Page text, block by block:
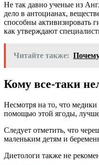
Не так давно ученые из
дело в антоцианах,
способны активизировать
как утверждают
Читайте также:
Кому все-таки
Несмотря на то, что
помощью этой ягоды, лучше
Следует отметить, что
маленьким детям и
Диетологи также не